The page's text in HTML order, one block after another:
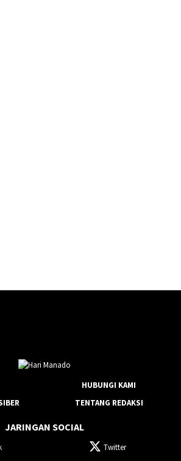
HUBUNGI KAMI
TENTANG REDAKSI
JARINGAN SOCIAL
Twitter